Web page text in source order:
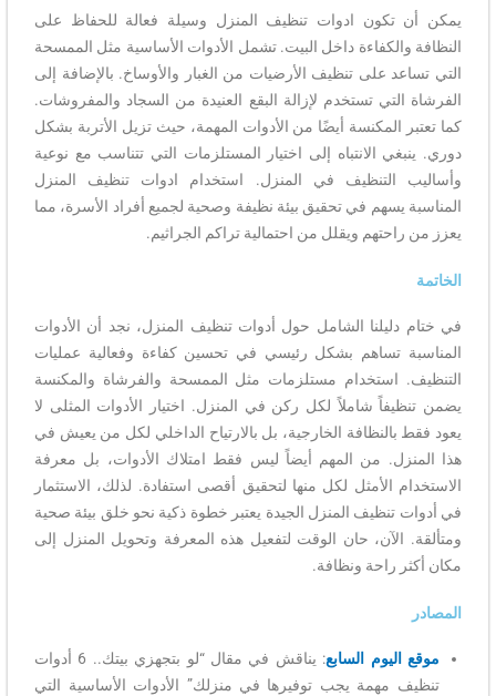
يمكن أن تكون ادوات تنظيف المنزل وسيلة فعالة للحفاظ على
النظافة والكفاءة داخل البيت. تشمل الأدوات الأساسية مثل الممسحة
التي تساعد على تنظيف الأرضيات من الغبار والأوساخ. بالإضافة إلى
الفرشاة التي تستخدم لإزالة البقع العنيدة من السجاد والمفروشات.
كما تعتبر المكنسة أيضًا من الأدوات المهمة، حيث تزيل الأتربة بشكل
دوري. ينبغي الانتباه إلى اختيار المستلزمات التي تتناسب مع نوعية
وأساليب التنظيف في المنزل. استخدام ادوات تنظيف المنزل
المناسبة يسهم في تحقيق بيئة نظيفة وصحية لجميع أفراد الأسرة، مما
يعزز من راحتهم ويقلل من احتمالية تراكم الجراثيم.
الخاتمة
في ختام دليلنا الشامل حول أدوات تنظيف المنزل، نجد أن الأدوات
المناسبة تساهم بشكل رئيسي في تحسين كفاءة وفعالية عمليات
التنظيف. استخدام مستلزمات مثل الممسحة والفرشاة والمكنسة
يضمن تنظيفاً شاملاً لكل ركن في المنزل. اختيار الأدوات المثلى لا
يعود فقط بالنظافة الخارجية، بل بالارتياح الداخلي لكل من يعيش في
هذا المنزل. من المهم أيضاً ليس فقط امتلاك الأدوات، بل معرفة
الاستخدام الأمثل لكل منها لتحقيق أقصى استفادة. لذلك، الاستثمار
في أدوات تنظيف المنزل الجيدة يعتبر خطوة ذكية نحو خلق بيئة صحية
ومتألقة. الآن، حان الوقت لتفعيل هذه المعرفة وتحويل المنزل إلى
مكان أكثر راحة ونظافة.
المصادر
موقع اليوم السابع
: يناقش في مقال “لو بتجهزي بيتك.. 6 أدوات
تنظيف مهمة يجب توفيرها في منزلك” الأدوات الأساسية التي